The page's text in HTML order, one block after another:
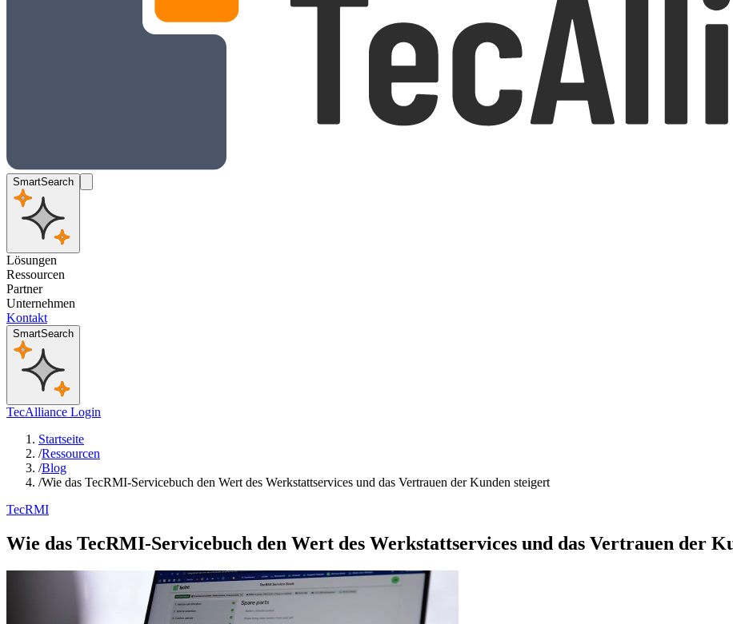
SmartSearch
Lösungen
Ressourcen
Partner
Unternehmen
Kontakt
SmartSearch
TecAlliance Login
Startseite
/Ressourcen
/Blog
/Wie das TecRMI-Servicebuch den Wert des Werkstattservices und das Vertrauen der Kunden steigert
TecRMI
Wie das TecRMI-Servicebuch den Wert des Werkstattservices und das Vertrauen der